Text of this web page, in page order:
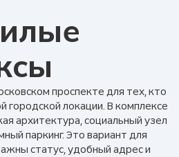
проспекте для тех, кто
городской локации. В комплексе
архитектура, социальный узел
паркинг. Это вариант для
статус, удобный адрес и